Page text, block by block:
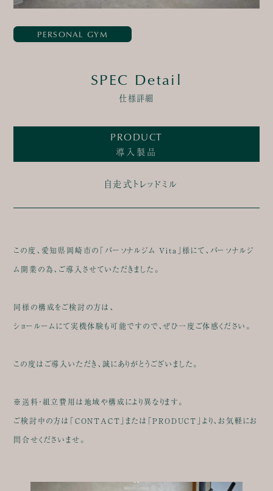
PERSONAL GYM
SPEC Detail
仕様詳細
PRODUCT
導入製品
自走式トレッドミル
この度、愛知県岡崎市の「パーソナルジム Vita」様にて、パーソナルジ
ム開業の為、ご導入させていただきました。
同様の構成をご検討の方は、
ショールームにて実機体験も可能ですので、ぜひ一度ご体感ください。
この度はご導入いただき、誠にありがとうございました。
※送料・組立費用は地域や構成により異なります。
ご検討中の方は「CONTACT」または「PRODUCT」より、お気軽にお
問合せくださいませ。